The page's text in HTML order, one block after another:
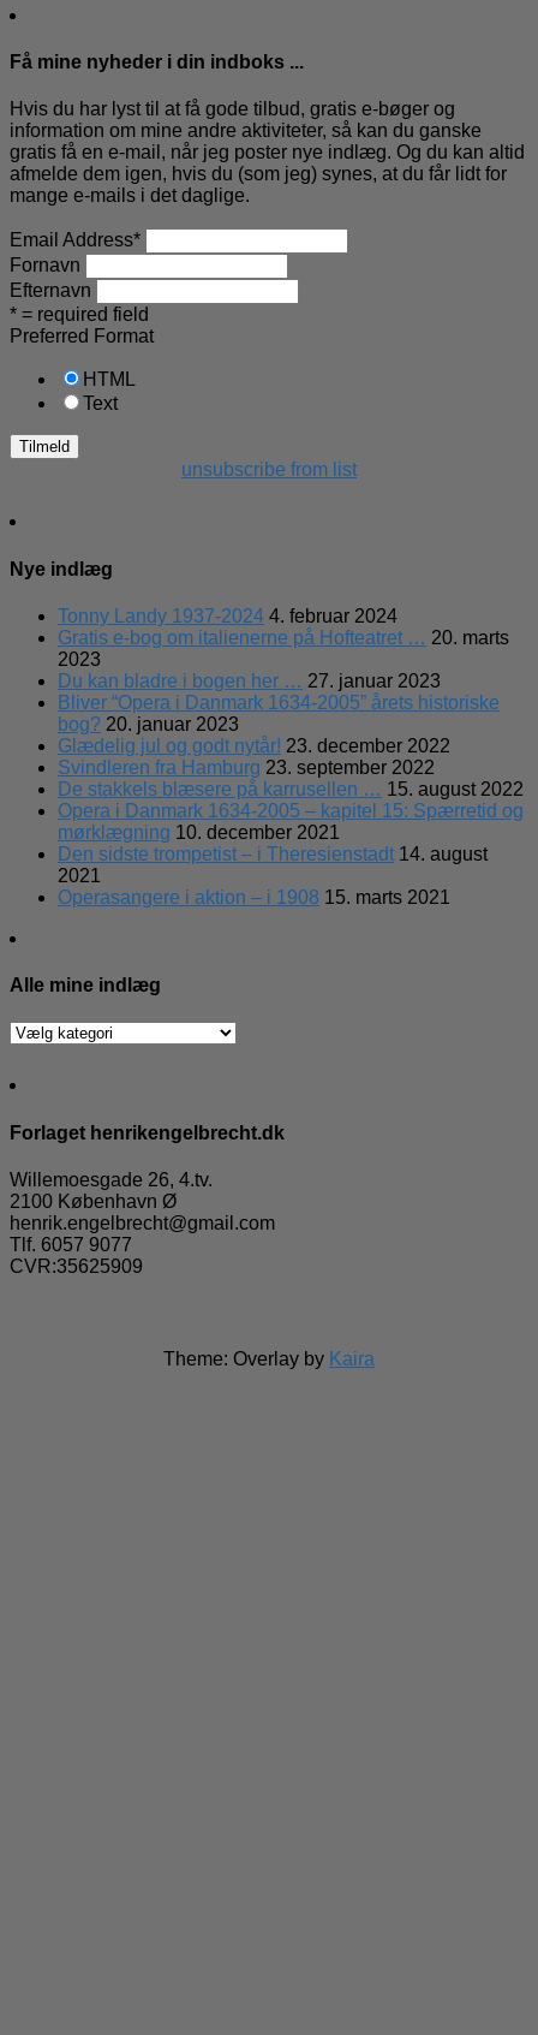
Få mine nyheder i din indboks ...
Hvis du har lyst til at få gode tilbud, gratis e-bøger og
information om mine andre aktiviteter, så kan du ganske
gratis få en e-mail, når jeg poster nye indlæg. Og du kan altid
afmelde dem igen, hvis du (som jeg) synes, at du får lidt for
mange e-mails i det daglige.
Email Address*
Fornavn
Efternavn
* = required field
Preferred Format
HTML
Text
unsubscribe from list
Nye indlæg
Tonny Landy 1937-2024 4. februar 2024
Gratis e-bog om italienerne på Hofteatret … 20. marts
2023
Du kan bladre i bogen her … 27. januar 2023
Bliver “Opera i Danmark 1634-2005” årets historiske
bog? 20. januar 2023
Glædelig jul og godt nytår! 23. december 2022
Svindleren fra Hamburg 23. september 2022
De stakkels blæsere på karrusellen … 15. august 2022
Opera i Danmark 1634-2005 – kapitel 15: Spærretid og
mørklægning 10. december 2021
Den sidste trompetist – i Theresienstadt 14. august
2021
Operasangere i aktion – i 1908 15. marts 2021
Alle mine indlæg
Alle
Forlaget henrikengelbrecht.dk
Willemoesgade 26, 4.tv.
2100 København Ø
henrik.engelbrecht@gmail.com
Tlf. 6057 9077
CVR:35625909
Theme: Overlay by Kaira